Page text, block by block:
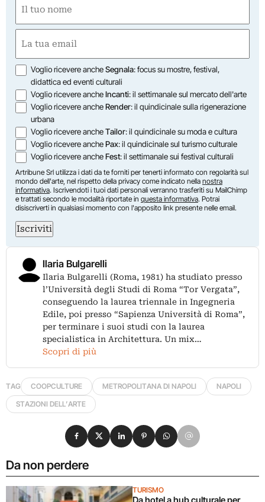
(Required)
First
(Required)
Opzioni
Voglio ricevere ancheSegnala: focus su mostre, festival,
didattica ed eventi culturali
Voglio ricevere ancheIncanti: il settimanale sul mercato dell'arte
Voglio ricevere ancheRender: il quindicinale sulla rigenerazione
urbana
Voglio ricevere ancheTailor: il quindicinale su moda e cultura
Voglio ricevere anchePax: il quindicinale sul turismo culturale
Voglio ricevere ancheFest: il settimanale sui festival culturali
Artribune Srl utilizza i dati da te forniti per tenerti informato con regolarità sul
mondo dell'arte, nel rispetto della privacy come indicato nella nostra
informativa. Iscrivendoti i tuoi dati personali verranno trasferiti su MailChimp
e trattati secondo le modalità riportate in questa informativa. Potrai
disiscriverti in qualsiasi momento con l'apposito link presente nelle email.
Iscriviti
Ilaria Bulgarelli
Ilaria Bulgarelli (Roma, 1981) ha studiato presso
l’Università degli Studi di Roma “Tor Vergata”,
conseguendo la laurea triennale in Ingegneria
Edile, poi presso “Sapienza Università di Roma”,
per terminare i suoi studi con la laurea
specialistica in Architettura. Un mix…
Scopri di più
TAG COOPCULTURE METROPOLITANA DI NAPOLI
NAPOLI
STAZIONI DELL’ARTE
Da non perdere
TURISMO
Condividi su Facebook
Condividi su X
Condividi su LinkedIn
Condividi su Pinterest
Condividi su WhatsApp
Condividi su Email